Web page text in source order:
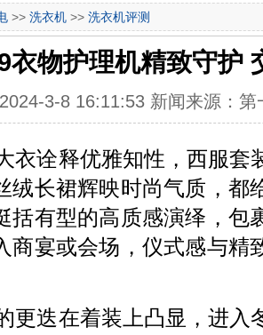
>> 洗衣机 >> 洗衣机评测
衣物护理机精致守护
2024-3-8 16:11:53 新闻来源：第
诠释优雅知性，西服套
绒长裙辉映时尚气质，都
括有型的高质感演绎，包
商宴或会场，仪式感与精
迭在着装上凸显，进入